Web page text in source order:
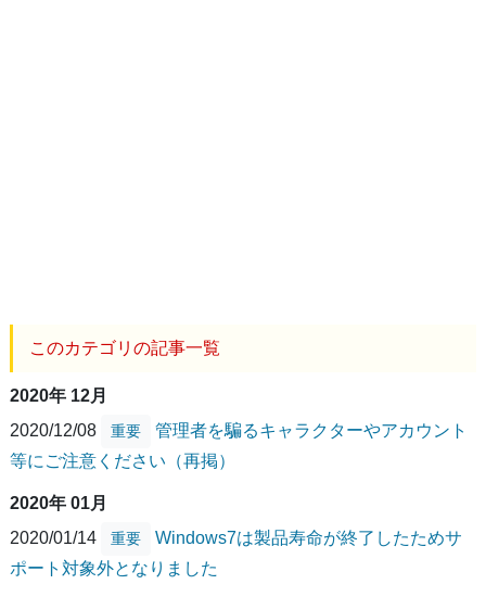
このカテゴリの記事一覧
2020年 12月
2020/12/08
重要
管理者を騙るキャラクターやアカウント
等にご注意ください（再掲）
2020年 01月
2020/01/14
重要
Windows7は製品寿命が終了したためサ
ポート対象外となりました